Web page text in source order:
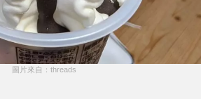
圖片來自：threads